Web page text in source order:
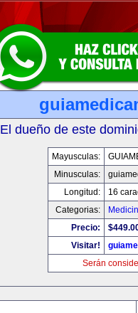
El dueño de este
Mayusculas:
Minusculas:
Longitud:
16
Categorias:
Precio:
Visitar!
Serán